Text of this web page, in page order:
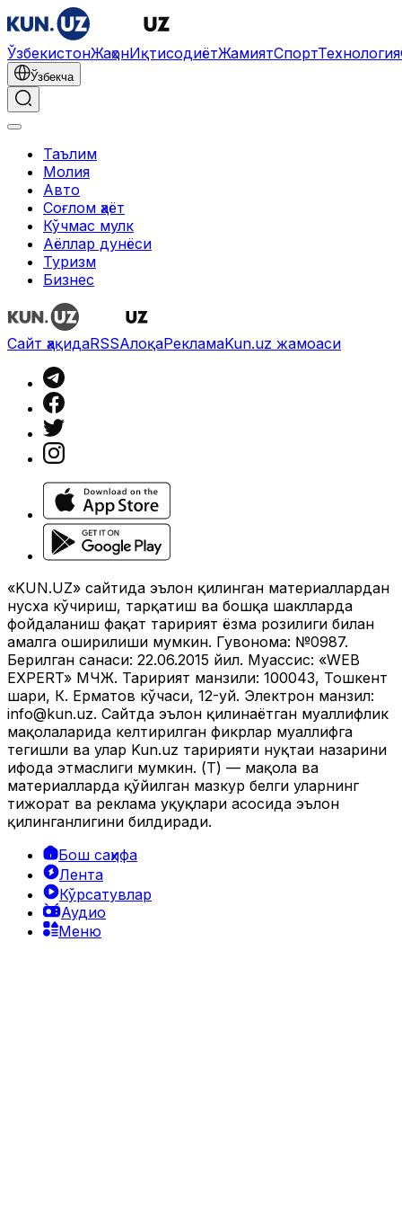
ЎзбекистонЖаҳонИқтисодиётЖамиятСпортТехнология
Ўзбекча
Таълим
Молия
Авто
Соғлом ҳаёт
Кўчмас мулк
Аёллар дунёси
Туризм
Бизнес
Сайт ҳақидаRSSАлоқаРекламаKun.uz жамоаси
«KUN.UZ» сайтида эълон қилинган материаллардан
нусха кўчириш, тарқатиш ва бошқа шаклларда
фойдаланиш фақат таҳририят ёзма розилиги билан
амалга оширилиши мумкин. Гувоҳнома: №0987.
Берилган санаси: 22.06.2015 йил. Муассис: «WEB
EXPERT» МЧЖ. Таҳририят манзили: 100043, Тошкент
шаҳри, К. Ерматов кўчаси, 12-уй. Электрон манзил:
info@kun.uz. Сайтда эълон қилинаётган муаллифлик
мақолаларида келтирилган фикрлар муаллифга
тегишли ва улар Kun.uz таҳририяти нуқтаи назарини
ифода этмаслиги мумкин. (Т) — мақола ва
материалларда қўйилган мазкур белги уларнинг
тижорат ва реклама ҳуқуқлари асосида эълон
қилинганлигини билдиради.
Бош саҳифа
Лента
Кўрсатувлар
Аудио
Меню